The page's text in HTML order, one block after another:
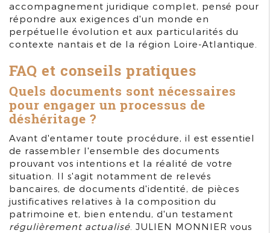
accompagnement juridique complet, pensé pour
répondre aux exigences d'un monde en
perpétuelle évolution et aux particularités du
contexte nantais et de la région Loire-Atlantique.
FAQ et conseils pratiques
Quels documents sont nécessaires
pour engager un processus de
déshéritage ?
Avant d'entamer toute procédure, il est essentiel
de rassembler l'ensemble des documents
prouvant vos intentions et la réalité de votre
situation. Il s'agit notamment de relevés
bancaires, de documents d'identité, de pièces
justificatives relatives à la composition du
patrimoine et, bien entendu, d'un testament
régulièrement actualisé . JULIEN MONNIER vous